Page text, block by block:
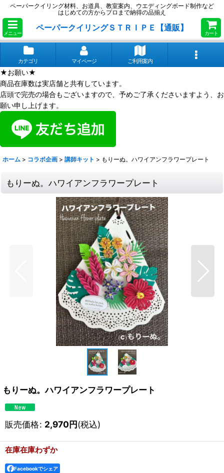
ペーパークイリング材料、お道具、教室案内、ウエディングボード制作など
はじめての方からプロまで納得の品揃え
メニュー
ペーパークイリングＳＴＲＩＰＥ【通販】
カート
カテゴリ マイページ ご利用案内
★お願い★
商品在庫数は実店舗と共有しています。
店頭で完売の場合もございますので、予めご了承くださいますよう、お
願い申し上げます。
ホーム > コラボ企画 > 講師キット > もりーぬ。ハワイアンフラワープレート
もりーぬ。ハワイアンフラワープレート
もりーぬ。ハワイアンフラワープレート
販売価格: 2,970円(税込)
在庫在庫わずか
Facebookでシェア